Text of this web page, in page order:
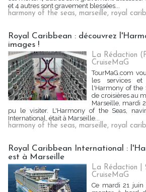
et 4 autres sont gravement blessées...
harmony of the seas, marseille, royal
Royal Caribbean : découvrez
images !
La Rédaction
CruiseMaG
TourMaG.com
les services
l'Harmony of the
de croisières au
Marseille, mardi
pu le visiter. L'Harmony of the Seas,
International, était à Marseille...
harmony of the seas, marseille, royal
Royal Caribbean International :
est à Marseille
La Rédaction |
CruiseMaG
Ce mardi 21 juin